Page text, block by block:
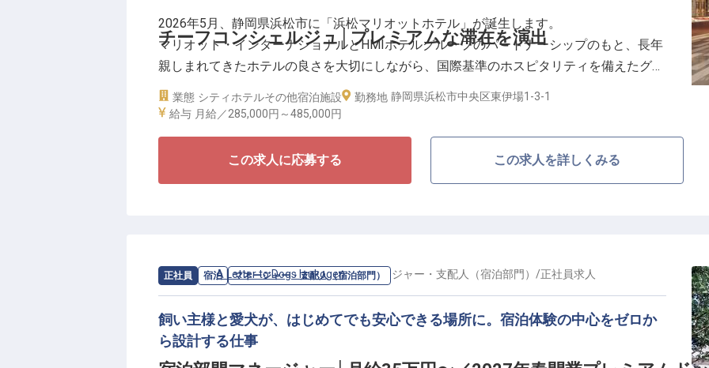
リブランドに伴い、効果的で持続可能な運営体制の構築も視野に入れています。
リブランドという大きく、新たなスタートにおいて、一緒にホテルを創っていきましょ
う。
あなたのホスピタリティを存分に発揮してください。
チーフコンシェルジュ│プレミアムな滞在を演出
2026年5月、静岡県浜松市に「浜松マリオットホテル」が誕生します。
マリオット・インターナショナルとHMIホテルグループのパートナーシップのもと、長年
親しまれてきたホテルの良さを大切にしながら、国際基準のホスピタリティを備えたグロ
ーバルホテルブランドへと生まれ変わります。
国内外から浜松を訪れるお客様のニーズを把握し、お客様に合った提案をしていただきま
私たちが大切にしているのは、「ホテルの仕事が好き」という気持ちです。
リブランドに伴い、効果的で持続可能な運営体制の構築も視野に入れています。
リブランドという大きく、新たなスタートにおいて、一緒にホテルを創っていきましょ
う。
業態 シティホテルその他宿泊施設 勤務地 静岡県浜松市中央区東伊場1-3-1
給与 月給／285,000円～485,000円
この求人に応募する この求人を詳しくみる
正社員 宿泊 マネージャー・支配人（宿泊部門）
求人情報：A Letter to Dogs Izukogenのマネージャー・支配人（宿泊部門） /正社員求人
飼い主様と愛犬が、はじめてでも安心できる場所に。宿泊体験の中心をゼロか
ら設計する仕事